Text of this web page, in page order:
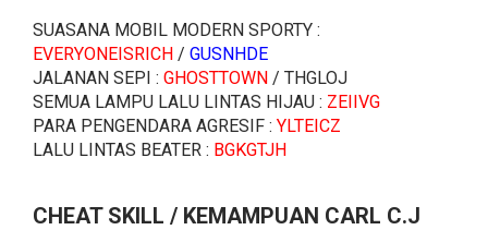
SUASANA MOBIL MODERN SPORTY :
EVERYONEISRICH / GUSNHDE
JALANAN SEPI : GHOSTTOWN / THGLOJ
SEMUA LAMPU LALU LINTAS HIJAU : ZEIIVG
PARA PENGENDARA AGRESIF : YLTEICZ
LALU LINTAS BEATER : BGKGTJH
CHEAT SKILL / KEMAMPUAN CARL C.J